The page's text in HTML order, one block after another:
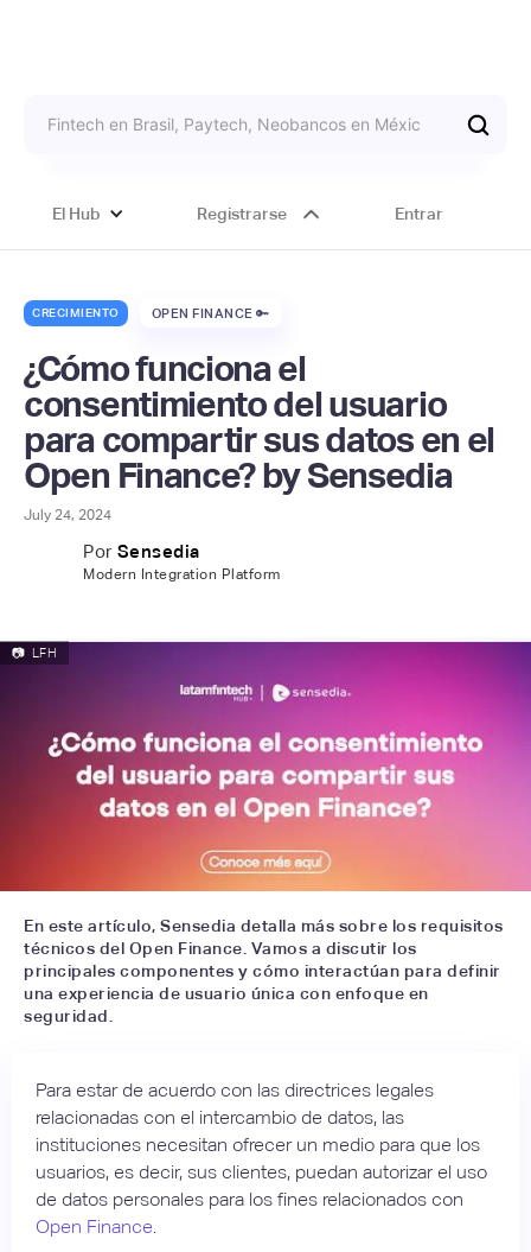
El Hub Registrarse Entrar
CRECIMIENTO OPEN FINANCE 🔑
¿Cómo funciona el
consentimiento del usuario
para compartir sus datos en el
Open Finance? by Sensedia
July 24, 2024
Por Sensedia
Modern Integration Platform
📷 LFH
En este artículo, Sensedia detalla más sobre los requisitos
técnicos del Open Finance. Vamos a discutir los
principales componentes y cómo interactúan para definir
una experiencia de usuario única con enfoque en
seguridad.
Para estar de acuerdo con las directrices legales
relacionadas con el intercambio de datos, las
instituciones necesitan ofrecer un medio para que los
usuarios, es decir, sus clientes, puedan autorizar el uso
de datos personales para los fines relacionados con
Open Finance